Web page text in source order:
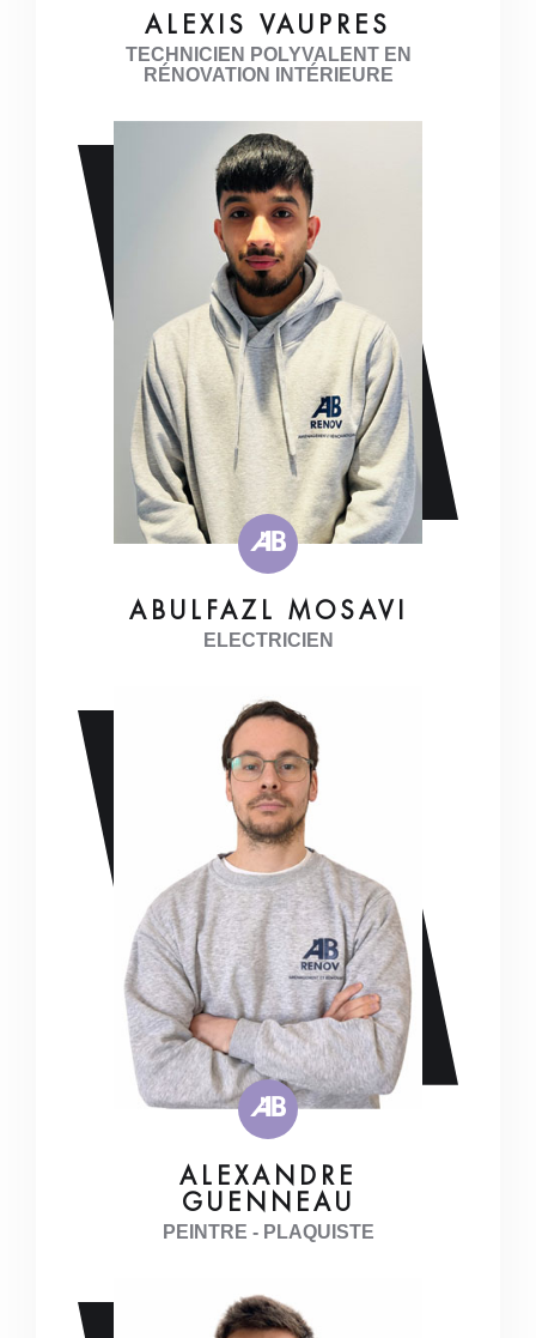
ALEXIS VAUPRES
TECHNICIEN POLYVALENT EN
RÉNOVATION INTÉRIEURE
ABULFAZL MOSAVI
ELECTRICIEN
ALEXANDRE
GUENNEAU
PEINTRE - PLAQUISTE